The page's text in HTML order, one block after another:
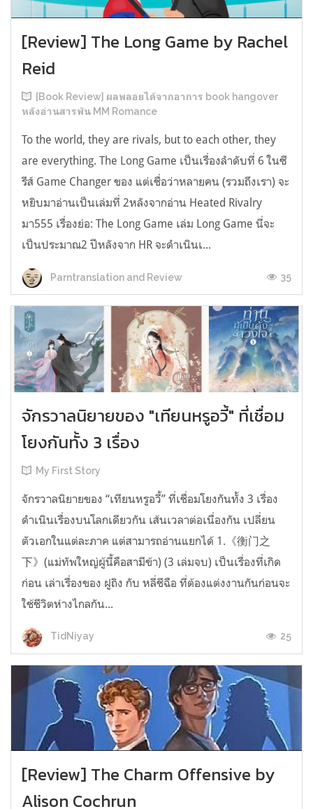
[Review] The Long Game by Rachel
Reid
[Book Review] ผลพลอยได้จากอาการ book hangover
หลังอ่านสารพัน MM Romance
To the world, they are rivals, but to each other, they
are everything. The Long Game เป็นเรื่องลำดับที่ 6 ในซี
รีส์ Game Changer ของ แต่เชื่อว่าหลายคน (รวมถึงเรา) จะ
หยิบมาอ่านเป็นเล่มที่ 2หลังจากอ่าน Heated Rivalry
มา555 เรื่องย่อ: The Long Game เล่ม Long Game นี่จะ
เป็นประมาณ2 ปีหลังจาก HR จะดำเนินเ...
Parntranslation and Review 35
จักรวาลนิยายของ "เทียนหรูอวี้" ที่เชื่อม
โยงกันทั้ง 3 เรื่อง
My First Story
จักรวาลนิยายของ “เทียนหรูอวี้” ที่เชื่อมโยงกันทั้ง 3 เรื่อง
ดำเนินเรื่องบนโลกเดียวกัน เส้นเวลาต่อเนื่องกัน เปลี่ยน
ตัวเอกในแต่ละภาค แต่สามารถอ่านแยกได้ 1.《衡门之
下》(แม่ทัพใหญ่ผู้นี้คือสามีข้า) (3 เล่มจบ) เป็นเรื่องที่เกิด
ก่อน เล่าเรื่องของ ฝูถิง กับ หลี่ชีฉือ ที่ต้องแต่งงานกันก่อนจะ
ใช้ชีวิตห่างไกลกัน...
TidNiyay 25
[Review] The Charm Offensive by
Alison Cochrun